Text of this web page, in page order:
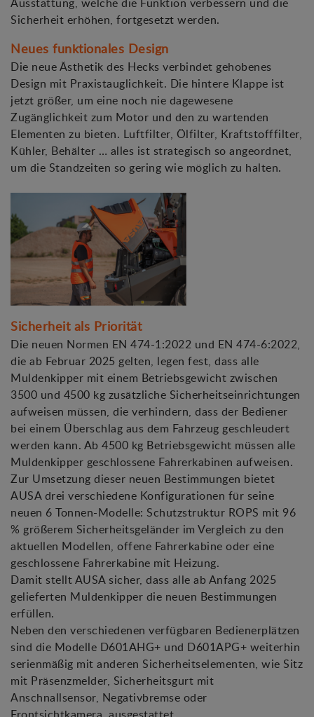
Sicherheit erhöhen, fortgesetzt werden.
Neues funktionales Design
Die neue Ästhetik des Hecks verbindet gehobenes
Design mit Praxistauglichkeit. Die hintere Klappe ist
jetzt größer, um eine noch nie dagewesene
Zugänglichkeit zum Motor und den zu wartenden
Elementen zu bieten. Luftfilter, Ölfilter, Kraftstofffilter,
Kühler, Behälter … alles ist strategisch so angeordnet,
um die Standzeiten so gering wie möglich zu halten.
Sicherheit als Priorität
Die neuen Normen EN 474-1:2022 und EN 474-6:2022,
die ab Februar 2025 gelten, legen fest, dass alle
Muldenkipper mit einem Betriebsgewicht zwischen
3500 und 4500 kg zusätzliche Sicherheitseinrichtungen
aufweisen müssen, die verhindern, dass der Bediener
bei einem Überschlag aus dem Fahrzeug geschleudert
werden kann. Ab 4500 kg Betriebsgewicht müssen alle
Muldenkipper geschlossene Fahrerkabinen aufweisen.
Zur Umsetzung dieser neuen Bestimmungen bietet
AUSA drei verschiedene Konfigurationen für seine
neuen 6 Tonnen-Modelle: Schutzstruktur ROPS mit 96
% größerem Sicherheitsgeländer im Vergleich zu den
aktuellen Modellen, offene Fahrerkabine oder eine
geschlossene Fahrerkabine mit Heizung.
Damit stellt AUSA sicher, dass alle ab Anfang 2025
gelieferten Muldenkipper die neuen Bestimmungen
erfüllen.
Neben den verschiedenen verfügbaren Bedienerplätzen
sind die Modelle D601AHG+ und D601APG+ weiterhin
serienmäßig mit anderen Sicherheitselementen, wie Sitz
mit Präsenzmelder, Sicherheitsgurt mit
Anschnallsensor, Negativbremse oder